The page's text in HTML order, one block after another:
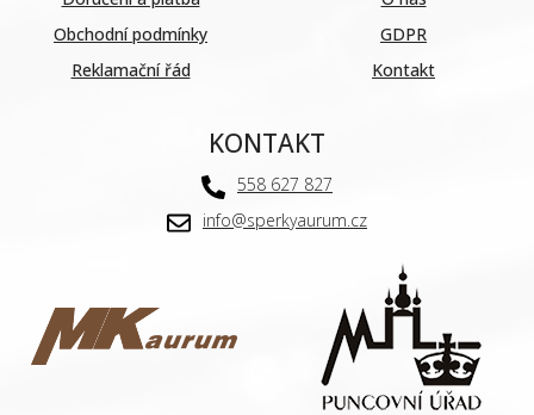
Obchodní podmínky
Reklamační řád
GDPR
Kontakt
KONTAKT
558 627 827
info@sperkyaurum.cz